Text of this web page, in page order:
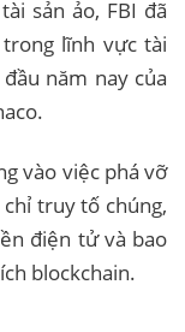
sản ảo, FBI đã
lĩnh vực tài
năm nay của
vào việc phá vỡ
truy tố chúng,
điện tử và bao
blockchain.